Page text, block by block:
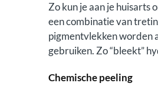
Zo kun je aan je huisarts
een combinatie van
pigmentvlekken worden
gebruiken. Zo “bleekt”
Chemische peeling